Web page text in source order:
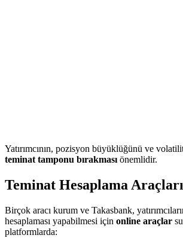
Yatırımcının, pozisyon büyüklüğünü ve
teminat tamponu bırakmasıönemlidir.
Teminat Hesaplama Araçları
Birçok aracı kurum ve Takasbank,
hesaplaması yapabilmesi için online araçlar
platformlarda: